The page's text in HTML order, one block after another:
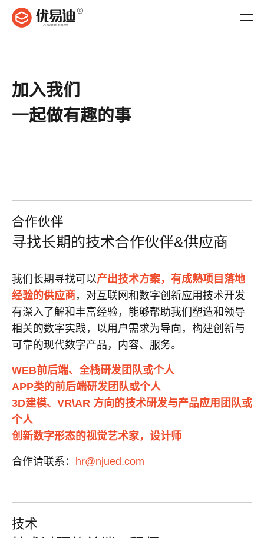
加入我们
一起做有趣的事
合作伙伴
寻找长期的技术合作伙伴&供应商
我们长期寻找可以产出技术方案，有成熟项目落地
经验的供应商 ，对互联网和数字创新应用技术开发
有深入了解和丰富经验，能够帮助我们塑造和领导
相关的数字实践，以用户需求为导向，构建创新与
可靠的现代数字产品，内容、服务。
WEB前后端、全栈研发团队或个人
APP类的前后端研发团队或个人
3D建模、VR\AR 方向的技术研发与产品应用团队或
个人
创新数字形态的视觉艺术家，设计师
合作请联系： hr@njued.com
技术